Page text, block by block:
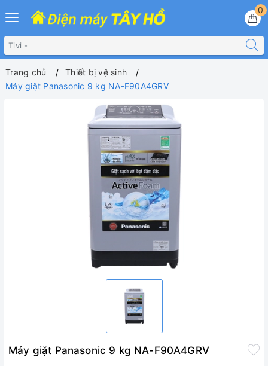
0
Trang chủ
Thiết bị vệ sinh
Máy giặt Panasonic 9 kg NA-F90A4GRV
Máy giặt Panasonic 9 kg NA-F90A4GRV